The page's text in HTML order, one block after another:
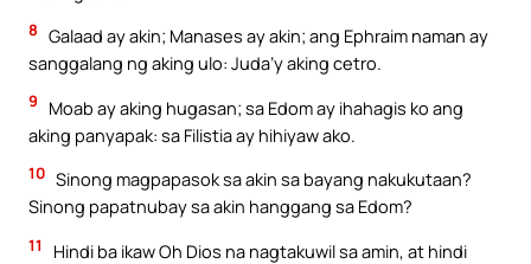
8 Galaad ay akin; Manases ay akin; ang Ephraim naman ay
sanggalang ng aking ulo: Juda’y aking cetro.
9
Moab ay aking hugasan; sa Edom ay ihahagis ko ang
aking panyapak: sa Filistia ay hihiyaw ako.
10 Sinong magpapasok sa akin sa bayang nakukutaan?
Sinong papatnubay sa akin hanggang sa Edom?
11
Hindi ba ikaw Oh Dios na nagtakuwil sa amin, at hindi